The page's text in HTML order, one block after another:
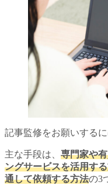
記事監修をお願いする
主な手段は、 専門家や
ングサービスを活用す
通して依頼する方法の3